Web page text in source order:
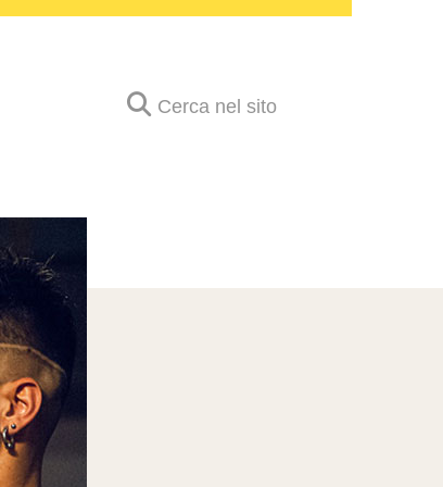
Cerca nel sito